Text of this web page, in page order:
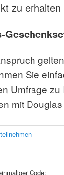
zu erhalten
Sie
Umfrage zu
mit Douglas
Code: